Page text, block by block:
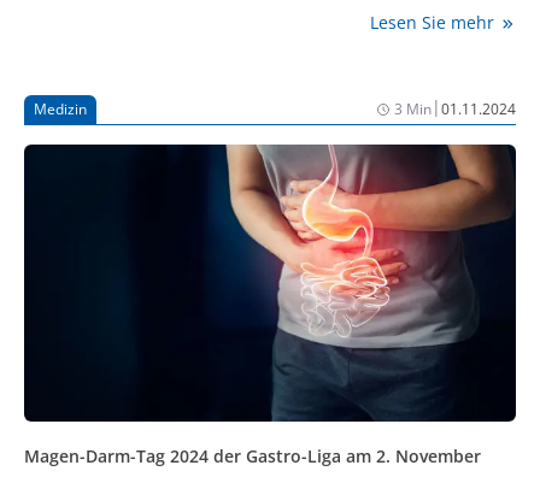
Lesen Sie mehr
Medizin 3 Min|01.11.2024
Magen-Darm-Tag 2024 der Gastro-Liga am 2. November